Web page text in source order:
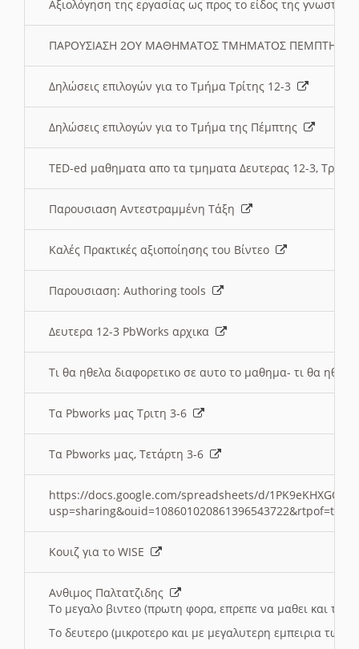
Αξιολόγηση της εργασίας ως προς το είδος της
ΠΑΡΟΥΣΙΑΣΗ 2ΟΥ ΜΑΘΗΜΑΤΟΣ ΤΜΗΜΑΤΟΣ
Δηλώσεις επιλογών για το Τμήμα Τρίτης 12-3
Δηλώσεις επιλογών για το Τμήμα της Πέμπτης
TED-ed μαθηματα απο τα τμηματα Δευτερας 12-3,
Παρουσιαση Αντεστραμμένη Τάξη
Καλές Πρακτικές αξιοποίησης του Βίντεο
Παρουσιαση: Authoring tools
Δευτερα 12-3 PbWorks αρχικα
Τι θα ηθελα διαφορετικο σε αυτο το μαθημα- τι θα
Τα Pbworks μας Τριτη 3-6
Τα Pbworks μας, Τετάρτη 3-6
https://docs.google.com/spreadsheets/d/
Κουιζ για το WISE
Ανθιμος Παλτατζιδης
Το μεγαλο βιντεο (πρωτη φορα, επρεπε να μαθει και το
Το δευτερο (μικροτερο και με μεγαλυτερη εμπειρια